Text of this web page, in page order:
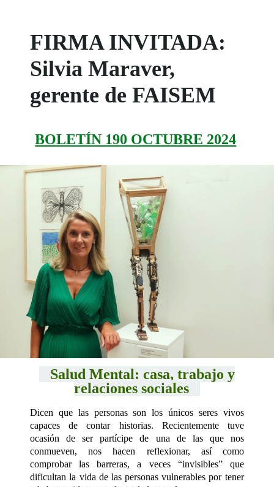
FIRMA INVITADA:
Silvia Maraver,
gerente de FAISEM
BOLETÍN 190 OCTUBRE 2024
Salud Mental: casa, trabajo y
relaciones sociales
Dicen que las personas son los únicos seres vivos
capaces de contar historias. Recientemente tuve
ocasión de ser partícipe de una de las que nos
conmueven, nos hacen reflexionar, así como
comprobar las barreras, a veces “invisibles” que
dificultan la vida de las personas vulnerables por tener